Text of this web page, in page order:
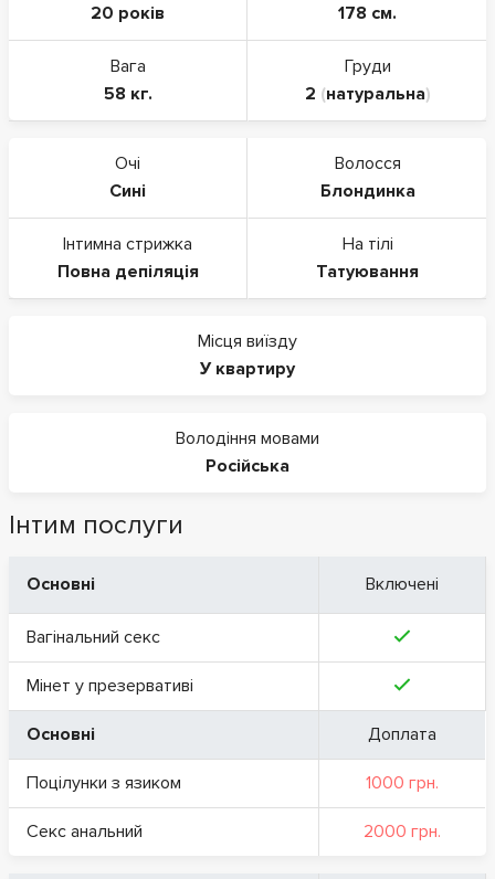
20 років 178 см.
Вага
58 кг.
Груди
2 (натуральна)
Очі
Сині
Волосся
Блондинка
Інтимна стрижка
Повна депіляція
На тілі
Татуювання
Місця виїзду
У квартиру
Володіння мовами
Російська
Інтим послуги
Основні Включені
Вагінальний секс
Мінет у презервативі
Основні Доплата
Поцілунки з язиком 1000 грн.
Секс анальний 2000 грн.